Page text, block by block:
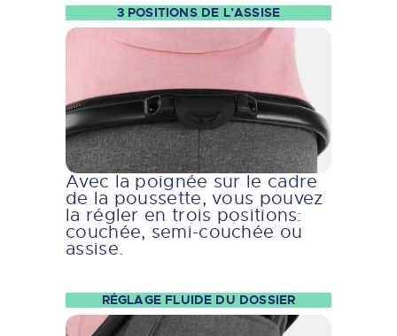
3 POSITIONS DE L’ASSISE
Avec la poignée sur le cadre
de la poussette, vous pouvez
la régler en trois positions:
couchée, semi-couchée ou
assise.
RÉGLAGE FLUIDE DU DOSSIER